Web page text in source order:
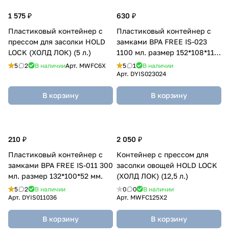
1 575 ₽
Пластиковый контейнер с
прессом для засолки HOLD
LOCK (ХОЛД ЛОК) (5 л.)
5 2 В наличииАрт. MWFC6X
В корзину
630 ₽
Пластиковый контейнер с
замками BPA FREE IS-023
1100 мл. размер 152*108*118
мм.
5 1
В наличии
Арт. DYIS023024
В корзину
210 ₽
Пластиковый контейнер с
замками BPA FREE IS-011 300
мл. размер 132*100*52 мм.
5 2
В наличии
Арт. DYIS011036
В корзину
2 050 ₽
Контейнер с прессом для
засолки овощей HOLD LOCK
(ХОЛД ЛОК) (12,5 л.)
0 0
В наличии
Арт. MWFC125X2
В корзину